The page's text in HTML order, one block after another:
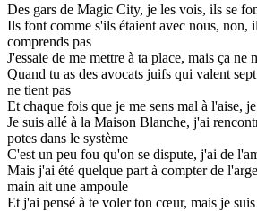
Des gars de Magic City, je les vois, ils se
Ils font comme s'ils étaient avec nous, non,
comprends pas
J'essaie de me mettre à ta place, mais ça ne
Quand tu as des avocats juifs qui valent
ne tient pas
Et chaque fois que je me sens mal à l'aise,
Je suis allé à la Maison Blanche, j'ai
potes dans le système
C'est un peu fou qu'on se dispute, j'ai de
Mais j'ai été quelque part à compter de
main ait une ampoule
Et j'ai pensé à te voler ton cœur, mais je